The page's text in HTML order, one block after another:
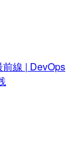
前線 | DevOps